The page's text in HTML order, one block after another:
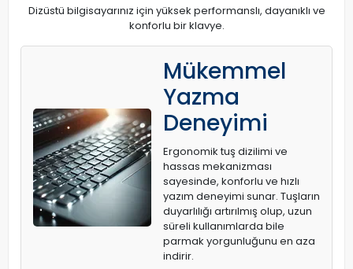
Dizüstü bilgisayarınız için yüksek performanslı, dayanıklı ve
konforlu bir klavye.
Mükemmel
Yazma
Deneyimi
Ergonomik tuş dizilimi ve
hassas mekanizması
sayesinde, konforlu ve hızlı
yazım deneyimi sunar. Tuşların
duyarlılığı artırılmış olup, uzun
süreli kullanımlarda bile
parmak yorgunluğunu en aza
indirir.